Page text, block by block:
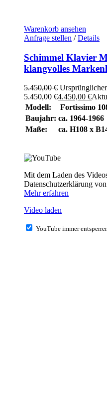
Warenkorb ansehen
Anfrage stellen / Details
Schimmel Klavier
klangvolles
5.450,00€
5.450,00 €4.450,00 €
Modell:
Fortissimo
Baujahr: ca. 1964-1966
Maße:
ca. H108 x
Mit dem Laden des
Datenschutzerklärung
Mehr erfahren
Video laden
YouTube immer